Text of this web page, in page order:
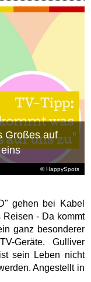
© HappySpots
Großes auf
gehen bei Kabel
- Da kommt
ganz besonderer
Geräte. Gulliver
sein Leben nicht
Angestellt in